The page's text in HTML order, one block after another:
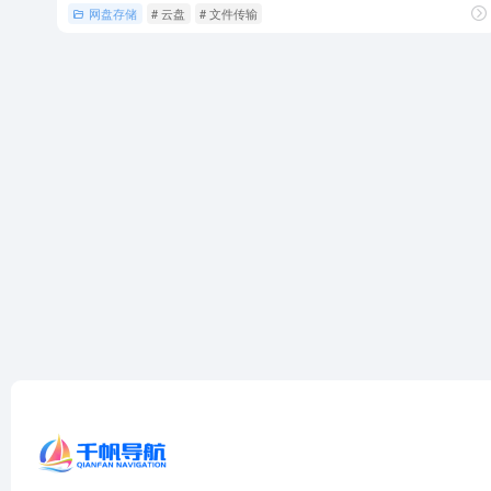
网盘存储 # 云盘 # 文件传输